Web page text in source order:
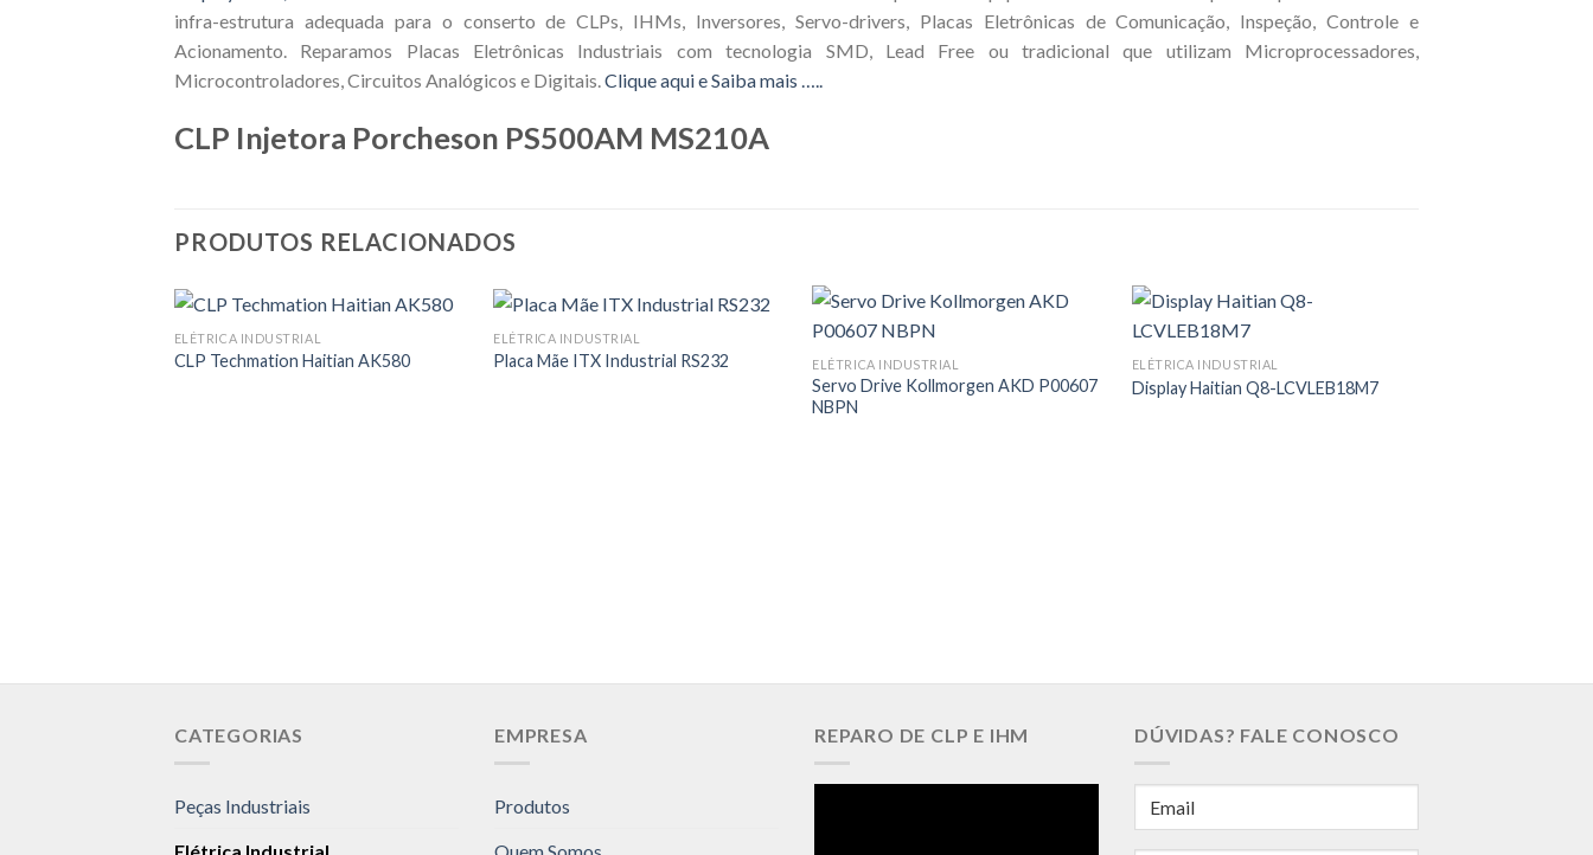
infra-estrutura adequada para o conserto de CLPs, IHMs, Inversores, Servo-drivers, Placas Eletrônicas de Comunicação, Inspeção, Controle e
Acionamento. Reparamos Placas Eletrônicas Industriais com tecnologia SMD, Lead Free ou tradicional que utilizam Microprocessadores,
Microcontroladores, Circuitos Analógicos e Digitais. Clique aqui e Saiba mais …..
CLP Injetora Porcheson PS500AM MS210A
PRODUTOS RELACIONADOS
ELÉTRICA INDUSTRIAL
CLP Techmation Haitian AK580
ELÉTRICA INDUSTRIAL
Placa Mãe ITX Industrial RS232 ELÉTRICA INDUSTRIAL
Servo Drive Kollmorgen AKD P00607
NBPN
ELÉTRICA INDUSTRIAL
Display Haitian Q8-LCVLEB18M7
CATEGORIAS
Peças Industriais
EMPRESA
Produtos
REPARO DE CLP E IHM DÚVIDAS? FALE CONOSCO